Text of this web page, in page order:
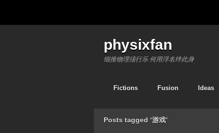
physixfan
细推物理须行乐 何用浮名绊此身
Fictions Fusion Ideas
Posts tagged ‘游戏’